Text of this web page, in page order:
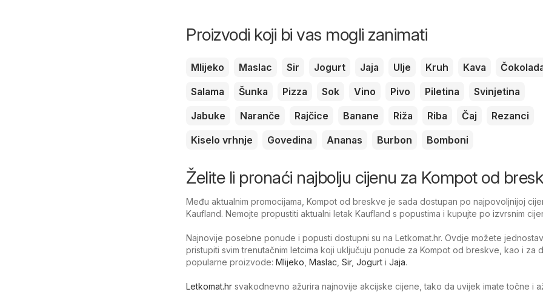
Proizvodi koji bi vas mogli zanimati
Mlijeko Maslac Sir Jogurt Jaja Ulje Kruh Kava
Salama
Šunka Pizza Sok Vino Pivo Piletina
Svinjetina
Jabuke
Naranče Rajčice Banane Riža Riba Čaj
Rezanci
Kiselo vrhnje
Govedina Ananas Burbon Bomboni
Želite li pronaći najbolju cijenu za Kompot od
Među aktualnim promocijama, Kompot od breskve je sada dostupan po najpovoljnijoj
Kaufland. Nemojte propustiti aktualni letak Kaufland s popustima i kupujte po izvrsnim
Najnovije posebne ponude i popusti dostupni su na Letkomat.hr. Ovdje možete
pristupiti svim trenutačnim letcima koji uključuju ponude za Kompot od breskve, kao i za
popularne proizvode: Mlijeko Maslac Sir, Jogurt i Jaja.
Letkomat.hr svakodnevno ažurira najnovije akcijske cijene, tako da uvijek imate točne i